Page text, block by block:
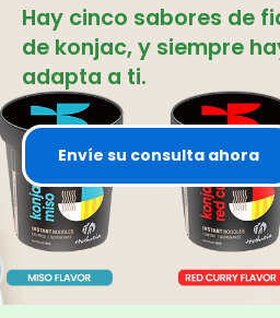
Hay cinco sabores de
de konjac, y siempre
adapta a ti.
Envíe su consulta ahora